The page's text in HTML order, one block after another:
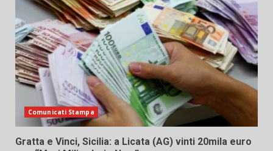
Comunicati Stampa
Gratta e Vinci, Sicilia: a Licata (AG) vinti 20mila euro